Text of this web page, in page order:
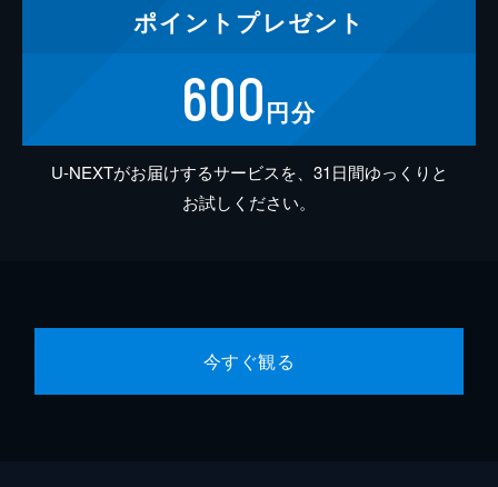
ポイント プレゼント
600円分
U-NEXTがお届けするサービスを、31日間ゆっくりと
お試しください。
今すぐ観る